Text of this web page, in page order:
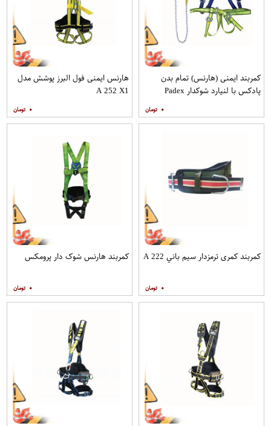
کمربند ایمنی (هارنس) تمام بدن
پادکس با لنیارد شوکدار Padex
۰
هارنس ایمنی فول البرز پوشش مدل
A 252 X1
۰
کمربند کمری ترمزدار سيم باني A 222
۰
کمربند هارنس شوک دار پرومکس
۰